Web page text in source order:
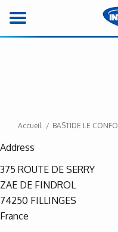
Accueil BASTIDE LE
Address
375 ROUTE DE SERRY
ZAE DE FINDROL
74250 FILLINGES
France